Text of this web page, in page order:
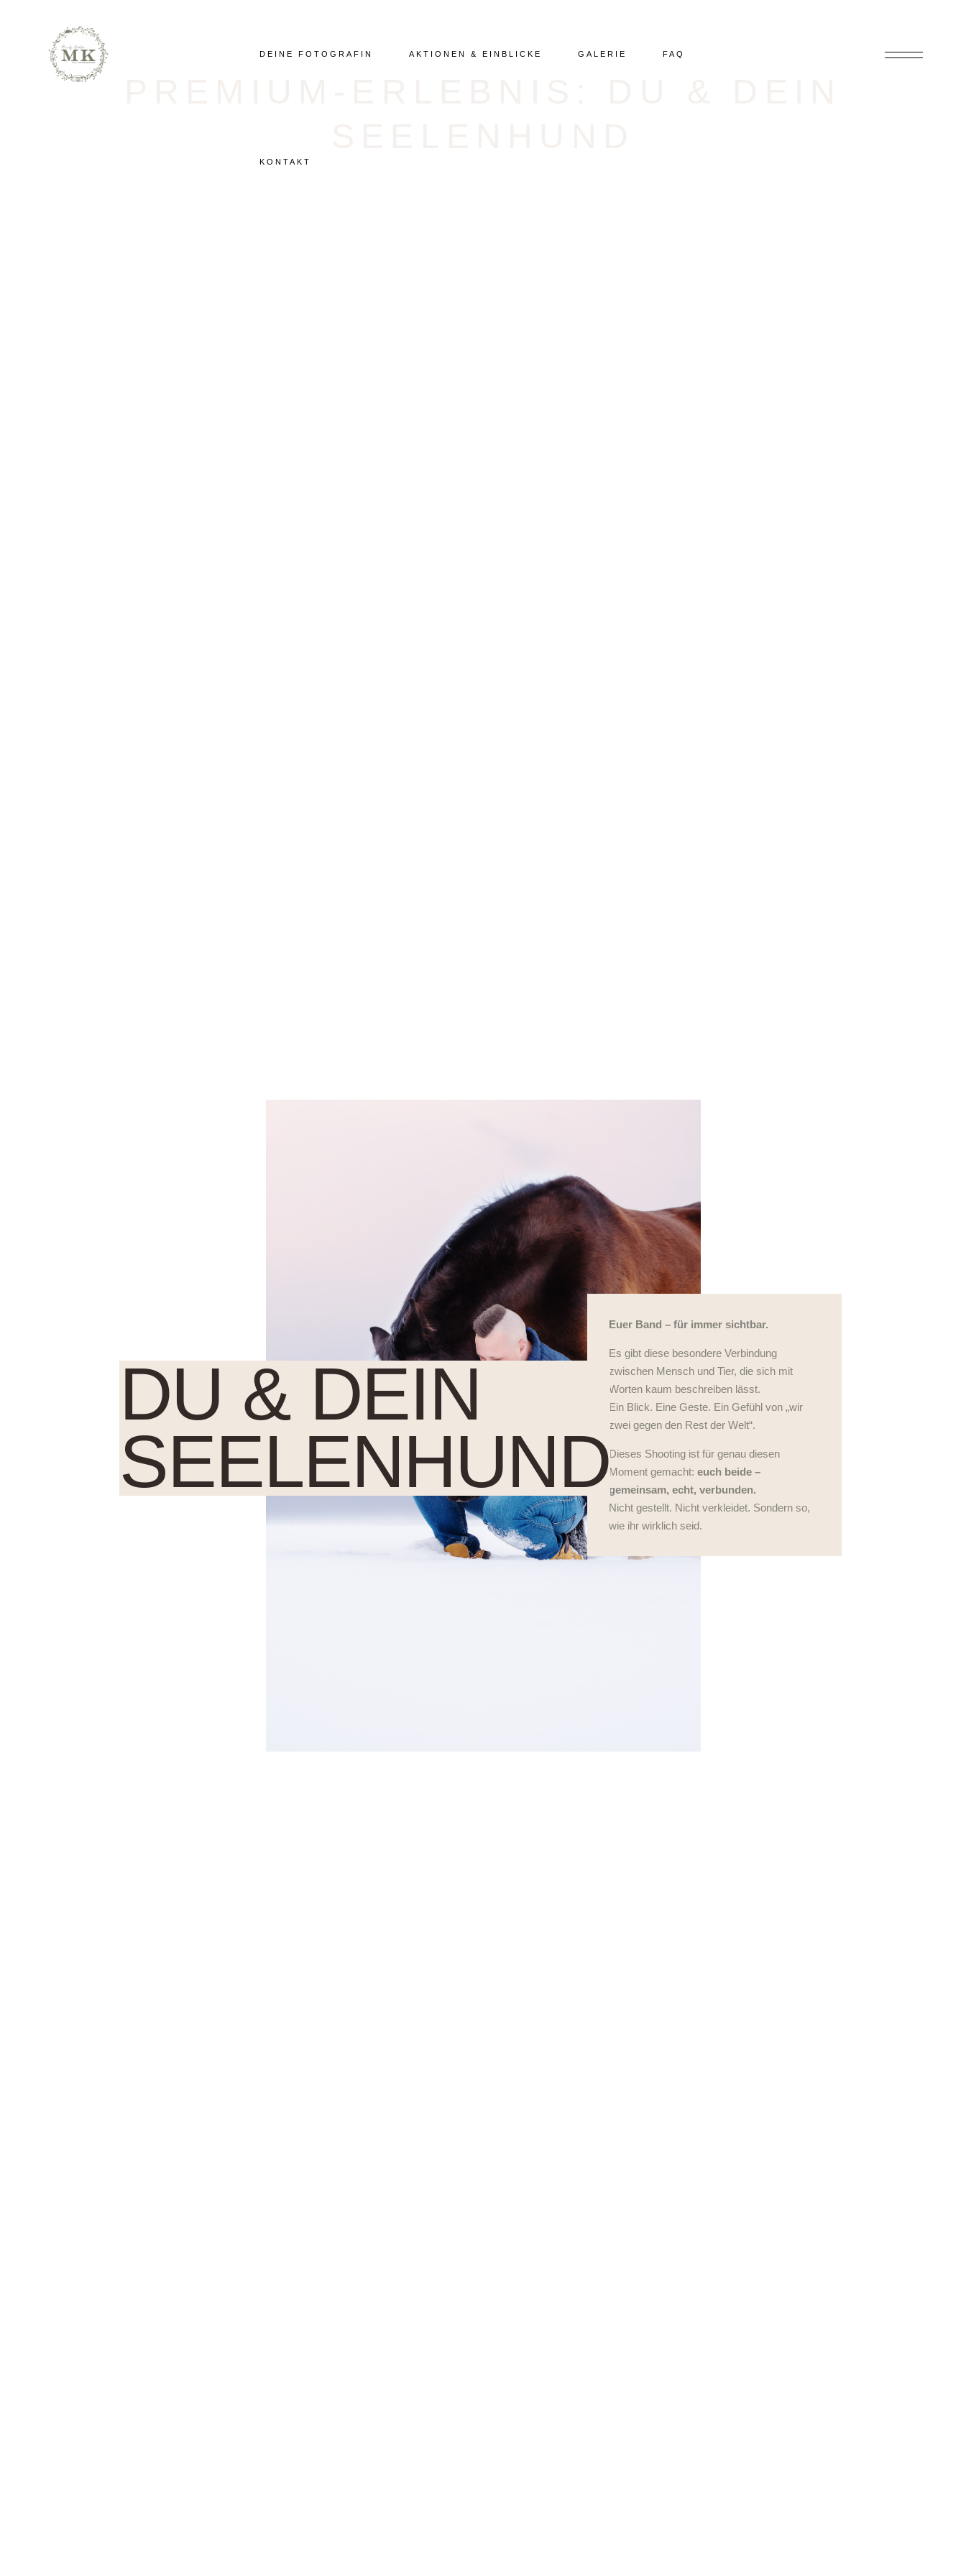
DEINE FOTOGRAFIN AKTIONEN & EINBLICKE GALERIE FAQ
KONTAKT
DU & DEIN
SEELENHUND
Euer Band – für immer sichtbar.
Es gibt diese besondere Verbindung
zwischen Mensch und Tier, die sich mit
Worten kaum beschreiben lässt.
Ein Blick. Eine Geste. Ein Gefühl von „wir
zwei gegen den Rest der Welt“.
Dieses Shooting ist für genau diesen
Moment gemacht:euch beide –
gemeinsam, echt, verbunden.
Nicht gestellt. Nicht verkleidet. Sondern so,
wie ihr wirklich seid.